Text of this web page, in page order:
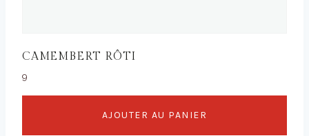
CAMEMBERT RÔTI
9
AJOUTER AU PANIER